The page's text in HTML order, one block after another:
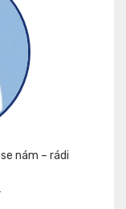
nám – rádi